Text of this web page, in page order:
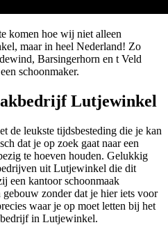
komen hoe wij niet alleen
maar in heel Nederland! Zo
Barsingerhorn en t Veld
schoonmaker.
Lutjewinkel
de leukste tijdsbesteding die je kan
dat je op zoek gaat naar een
te hoeven houden. Gelukkig
uit Lutjewinkel die dit
een kantoor schoonmaak
zonder dat je hier iets voor
waar je op moet letten bij het
in Lutjewinkel.